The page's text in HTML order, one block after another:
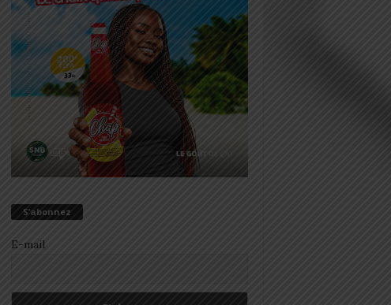
S’abonnez
E-mail